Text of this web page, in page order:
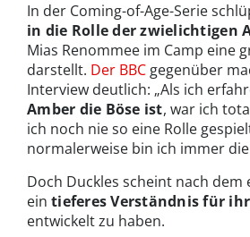
In der Coming-of-Age-Serie
in die Rolle der zwielichtigen
Mias Renommee im Camp eine
darstellt. Der BBC gegenüber
Interview deutlich: „Als ich
Amber die Böse ist, war ich
ich noch nie so eine Rolle
normalerweise bin ich immer
Doch Duckles scheint nach dem
ein tieferes Verständnis für
entwickelt zu haben.